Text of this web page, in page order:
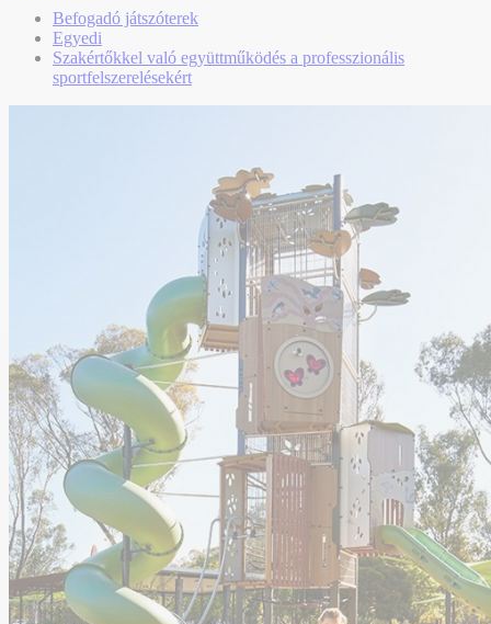
Befogadó játszóterek
Egyedi
Szakértőkkel való együttműködés a professzionális
sportfelszerelésekért